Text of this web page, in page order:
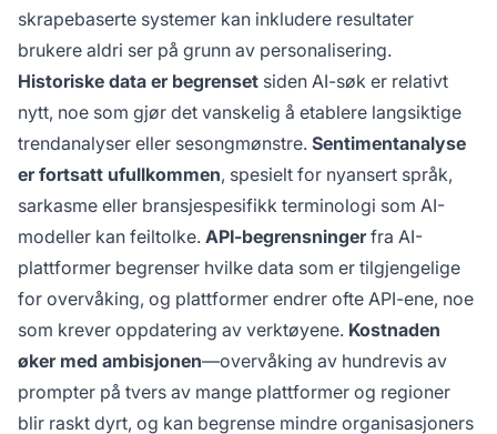
skrapebaserte systemer kan inkludere resultater
brukere aldri ser på grunn av personalisering.
Historiske data er begrenset siden AI-søk er relativt
nytt, noe som gjør det vanskelig å etablere langsiktige
trendanalyser eller sesongmønstre. Sentimentanalyse
er fortsatt ufullkommen, spesielt for nyansert språk,
sarkasme eller bransjespesifikk terminologi som AI-
modeller kan feiltolke. API-begrensningerfra AI-
plattformer begrenser hvilke data som er tilgjengelige
for overvåking, og plattformer endrer ofte API-ene, noe
som krever oppdatering av verktøyene. Kostnaden
øker med ambisjonen—overvåking av hundrevis av
prompter på tvers av mange plattformer og regioner
blir raskt dyrt, og kan begrense mindre organisasjoners